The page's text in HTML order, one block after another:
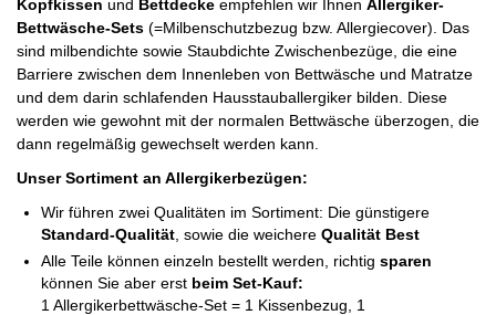
Kopfkissen und Bettdecke empfehlen wir Ihnen Allergiker-
Bettwäsche-Sets (=Milbenschutzbezug bzw. Allergiecover). Das
sind milbendichte sowie Staubdichte Zwischenbezüge, die eine
Barriere zwischen dem Innenleben von Bettwäsche und Matratze
und dem darin schlafenden Hausstauballergiker bilden. Diese
werden wie gewohnt mit der normalen Bettwäsche überzogen, die
dann regelmäßig gewechselt werden kann.
Unser Sortiment an Allergikerbezügen:
Wir führen zwei Qualitäten im Sortiment: Die günstigere
Standard-Qualität , sowie die weichereQualität Best
Alle Teile können einzeln bestellt werden, richtigsparen
können Sie aber erst beim Set-Kauf:
1 Allergikerbettwäsche-Set = 1 Kissenbezug, 1